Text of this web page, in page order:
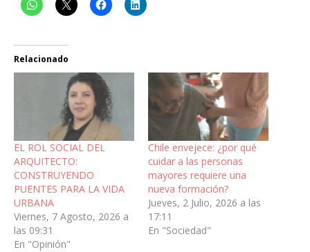
Relacionado
EL ROL SOCIAL DEL
ARQUITECTO:
CONSTRUYENDO
PUENTES PARA LA VIDA
URBANA
Viernes, 7 Agosto, 2026 a
las 09:31
En "Opinión"
Chile envejece: ¿por qué
cuidar a las personas
mayores requiere una
nueva formación?
Jueves, 2 Julio, 2026 a las
17:11
En "Sociedad"